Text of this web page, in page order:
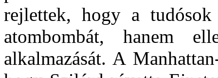
rejlettek, hogy a
atombombát, hanem
alkalmazását. A